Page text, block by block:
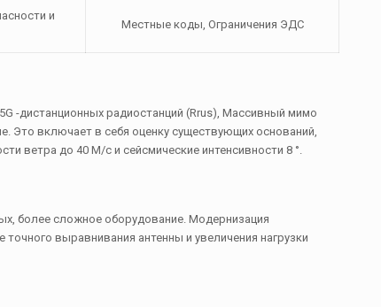
и
Местные коды, Ограничения ЭДС
-дистанционных радиостанций (Rrus), Массивный мимо
Это включает в себя оценку существующих оснований,
ветра до 40 М/с и сейсмические интенсивности 8 °.
более сложное оборудование. Модернизация
выравнивания антенны и увеличения нагрузки